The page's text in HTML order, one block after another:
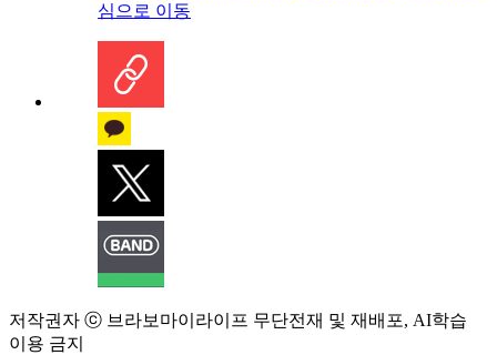
심으로 이동
저작권자 ⓒ 브라보마이라이프 무단전재 및 재배포, AI학습
이용 금지